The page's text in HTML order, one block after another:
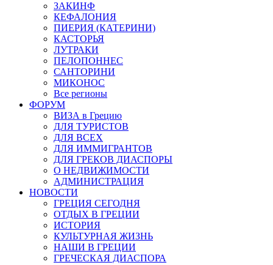
ЗАКИНФ
КЕФАЛОНИЯ
ПИЕРИЯ (КАТЕРИНИ)
КАСТОРЬЯ
ЛУТРАКИ
ПЕЛОПОННЕС
САНТОРИНИ
МИКОНОС
Все регионы
ФОРУМ
ВИЗА в Грецию
ДЛЯ ТУРИСТОВ
ДЛЯ ВСЕХ
ДЛЯ ИММИГРАНТОВ
ДЛЯ ГРЕКОВ ДИАСПОРЫ
О НЕДВИЖИМОСТИ
АДМИНИСТРАЦИЯ
НОВОСТИ
ГРЕЦИЯ СЕГОДНЯ
ОТДЫХ В ГРЕЦИИ
ИСТОРИЯ
КУЛЬТУРНАЯ ЖИЗНЬ
НАШИ В ГРЕЦИИ
ГРЕЧЕСКАЯ ДИАСПОРА